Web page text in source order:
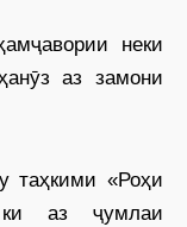
неки
аз замони
таҳкими «Роҳи
ки аз ҷумлаи